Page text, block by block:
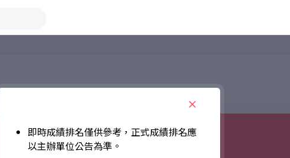
即時成績排名僅供參考，正式成績排名應
以主辦單位公告為準。